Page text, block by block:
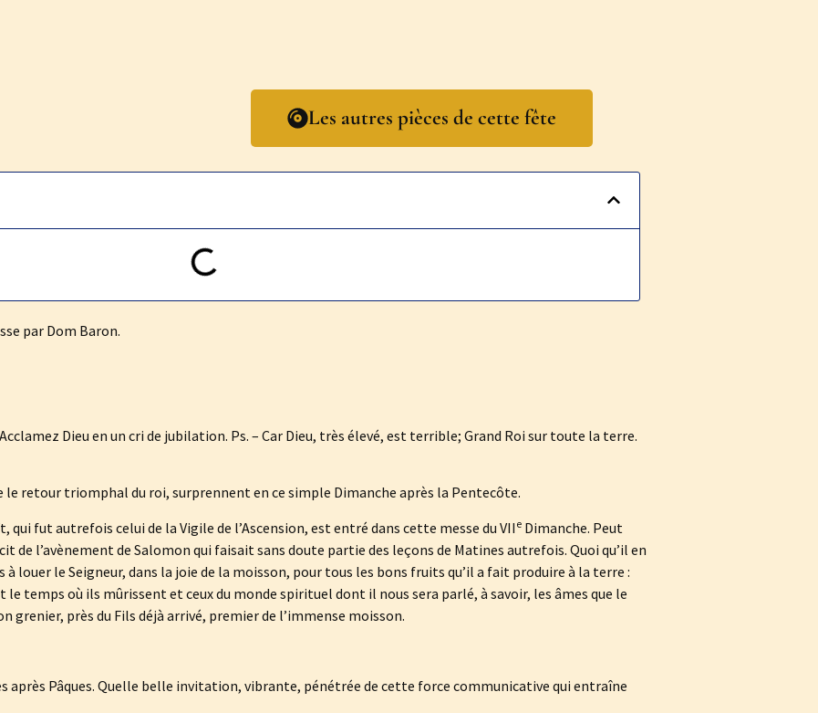
Les autres pièces de cette fête
par Dom Baron.
Dieu en un cri de jubilation. Ps. – Car Dieu, très élevé, est terrible; Grand Roi sur toute la terre.
le retour triomphal du roi, surprennent en ce simple Dimanche après la Pentecôte.
fut autrefois celui de la Vigile de l’Ascension, est entré dans cette messe du VII e Dimanche. Peut
de l’avènement de Salomon qui faisait sans doute partie des leçons de Matines autrefois. Quoi qu’il en
à louer le Seigneur, dans la joie de la moisson, pour tous les bons fruits qu’il a fait produire à la terre :
le temps où ils mûrissent et ceux du monde spirituel dont il nous sera parlé, à savoir, les âmes que le
grenier, près du Fils déjà arrivé, premier de l’immense moisson.
après Pâques. Quelle belle invitation, vibrante, pénétrée de cette force communicative qui entraîne